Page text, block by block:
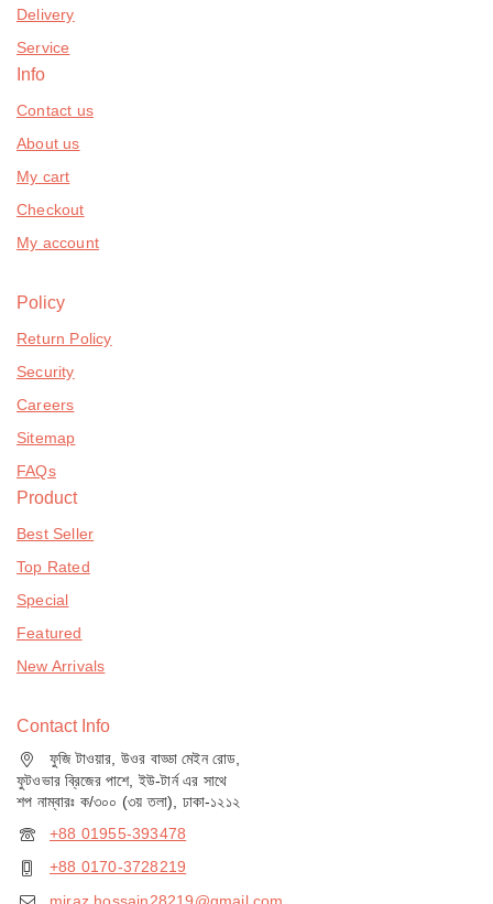
Delivery
Service
Info
Contact us
About us
My cart
Checkout
My account
Policy
Return Policy
Security
Careers
Sitemap
FAQs
Product
Best Seller
Top Rated
Special
Featured
New Arrivals
Contact Info
ফুজি টাওয়ার, উওর বাড্ডা মেইন রোড,
ফুটওভার ব্রিজের পাশে, ইউ-টার্ন এর সাথে
শপ নাম্বারঃ ক/৩০০ (৩য় তলা), ঢাকা-১২১২
+88 01955-393478
+88 0170-3728219
miraz.hossain28219@gmail.com